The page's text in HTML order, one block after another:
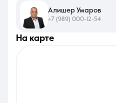
на карте
Алишер Умаров
+7 (989) 000-12-54